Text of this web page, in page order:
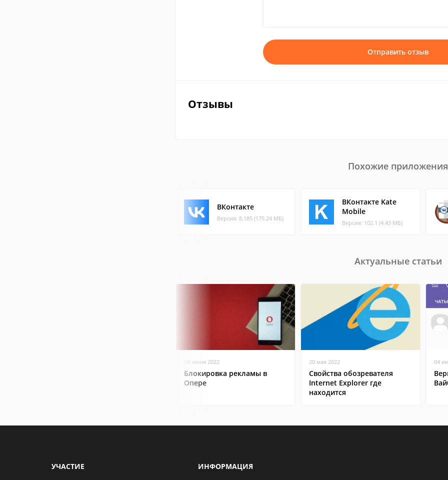
Отправить отзыв
Отзывы
Похожие приложения
ВКонтакте
Версия: 8.185 (175.24 МБ)
ВКонтакте Kate
Mobile
Версия: 102.1 (4.43 МБ)
Актуальные статьи
04 июня 2022
Блокировка рекламы в
Опере
20 мая 2022
Свойства обозревателя
Internet Explorer где
находится
04
УЧАСТИЕ ИНФОРМАЦИЯ